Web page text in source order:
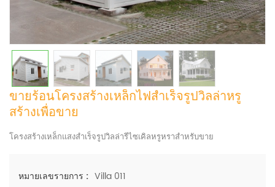
ขายร้อนโครงสร้างเหล็กไฟสำเร็จรูปวิลล่าหรู
สร้างเพื่อขาย
โครงสร้างเหล็กแสงสำเร็จรูปวิลล่ารีไซเคิลหรูหราสำหรับขาย
หมายเลขรายการ : Villa 011